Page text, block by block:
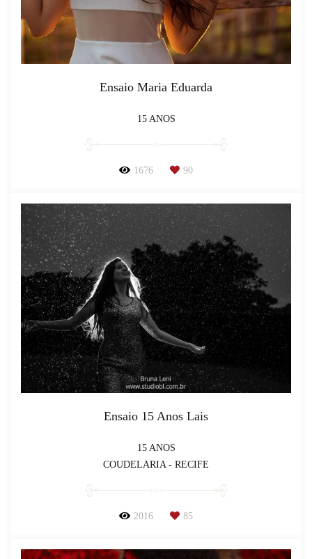
Ensaio Maria Eduarda
15 ANOS
1676 90
Ensaio 15 Anos Lais
15 ANOS
COUDELARIA - RECIFE
2016 85